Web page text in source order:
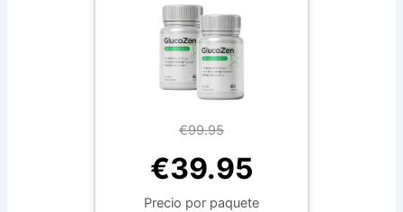
€99.95
€39.95
Precio por paquete